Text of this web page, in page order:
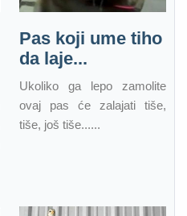
Pas koji ume tiho
da laje...
Ukoliko ga lepo zamolite
ovaj pas će zalajati tiše,
tiše, još tiše......